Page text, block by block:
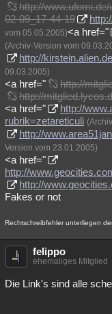
http://
02-09_17-44-19
vom 05.05.2005)<a href="
(Archiv-Version vom
http://
09.03.2005)
<a href=" http://
http://
<a href="
http://
rubrik=zetareticuli
http://
Version vom 23.01.2005)
<a href="
http://
http://
Fakes or not
Rechtschreibfehler unterliegen
felippo
ehemaliges Mitglied
Die Link's sind alle